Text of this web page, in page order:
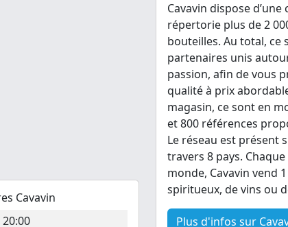
Cavavin
20:00
Cavavin dispose d’une
répertorie plus de 2
bouteilles. Au total, ce
partenaires unis
passion, afin de vous
qualité à prix
magasin, ce sont en
et 800 références
Le réseau est présent
travers 8 pays.
monde, Cavavin vend
spiritueux, de vins ou
Plus d'infos sur